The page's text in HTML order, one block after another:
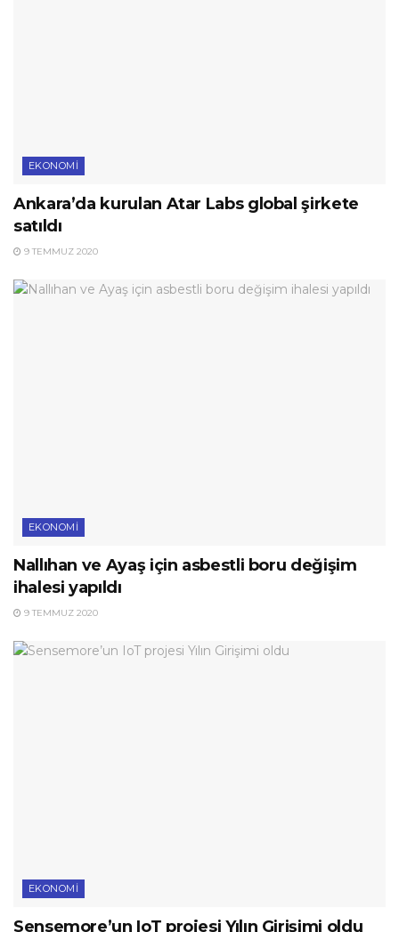
EKONOMI
Ankara’da kurulan Atar Labs global şirkete
satıldı
9 TEMMUZ 2020
EKONOMI
Nallıhan ve Ayaş için asbestli boru değişim
ihalesi yapıldı
9 TEMMUZ 2020
EKONOMI
Sensemore’un IoT projesi Yılın Girişimi oldu